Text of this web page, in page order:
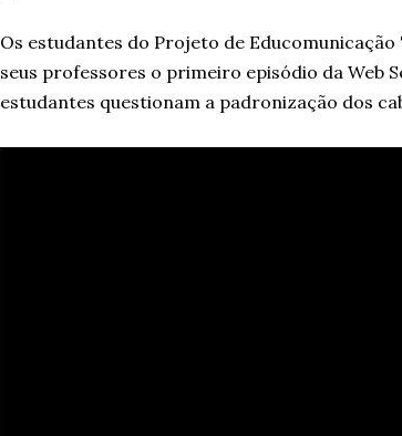
Os estudantes do Projeto de
seus professores o primeiro episódio da Web
estudantes questionam a padronização dos